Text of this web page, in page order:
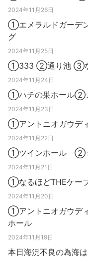
2024年11月26日
①エメラルドガーデ
グ
2024年11月25日
①333 ②通り池 ③な
2024年11月24日
①ハチの巣ホール②
2024年11月23日
①アントニオガウデ
2024年11月22日
①ツインホール ②
2024年11月21日
①なるほどTHEケー
2024年11月20日
①アントニオガウ
ホール
2024年11月19日
本日海況不良の為海